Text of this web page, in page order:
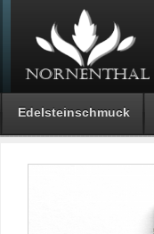
Edelsteinschmuck